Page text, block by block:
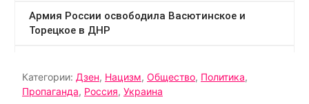
Категории: Дзен, Нацизм, Общество, Политика,
Пропаганда, Россия, Украина